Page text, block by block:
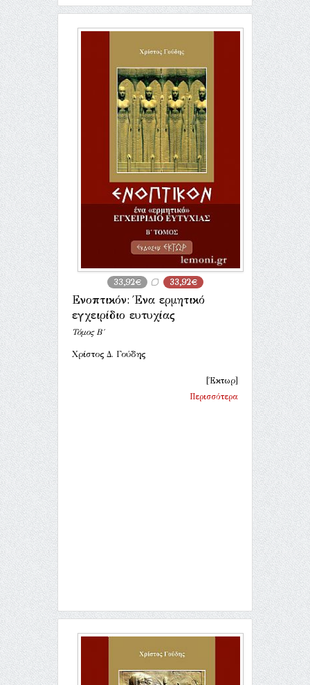
33,92€ 33,92€
Ενοπτικόν: Ένα ερμητικό
εγχειρίδιο ευτυχίας
Τόμος Β΄
Χρίστος Δ. Γούδης
[Έκτωρ]
Περισσότερα